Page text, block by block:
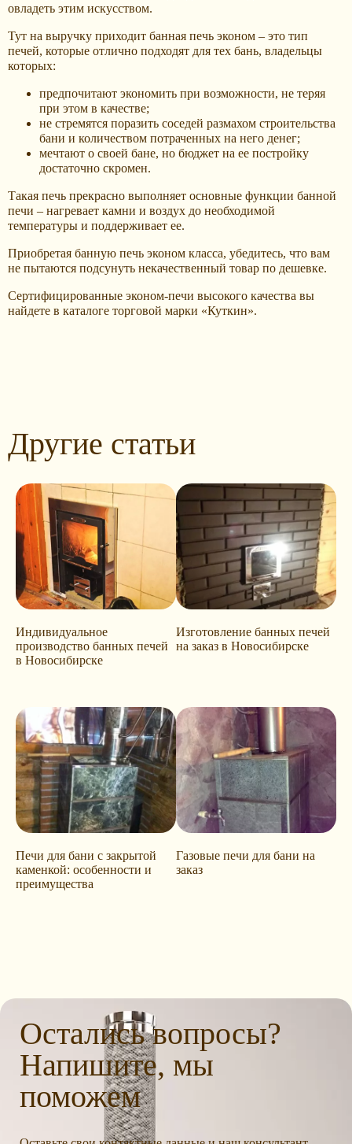
овладеть этим искусством.
Тут на выручку приходит банная печь эконом – это тип
печей, которые отлично подходят для тех бань, владельцы
которых:
предпочитают экономить при возможности, не теряя
при этом в качестве;
не стремятся поразить соседей размахом строительства
бани и количеством потраченных на него денег;
мечтают о своей бане, но бюджет на ее постройку
достаточно скромен.
Такая печь прекрасно выполняет основные функции банной
печи – нагревает камни и воздух до необходимой
температуры и поддерживает ее.
Приобретая банную печь эконом класса, убедитесь, что вам
не пытаются подсунуть некачественный товар по дешевке.
Сертифицированные эконом-печи высокого качества вы
найдете в каталоге торговой марки «Куткин».
Другие статьи
Индивидуальное
производство банных печей
в Новосибирске
Изготовление банных печей
на заказ в Новосибирске
Печи для бани с закрытой
каменкой: особенности и
преимущества
Газовые печи для бани на
заказ
Остались вопросы?
Напишите, мы
поможем